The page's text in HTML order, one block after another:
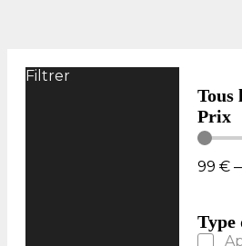
Filtrer
Tous
Prix
99 €
Type